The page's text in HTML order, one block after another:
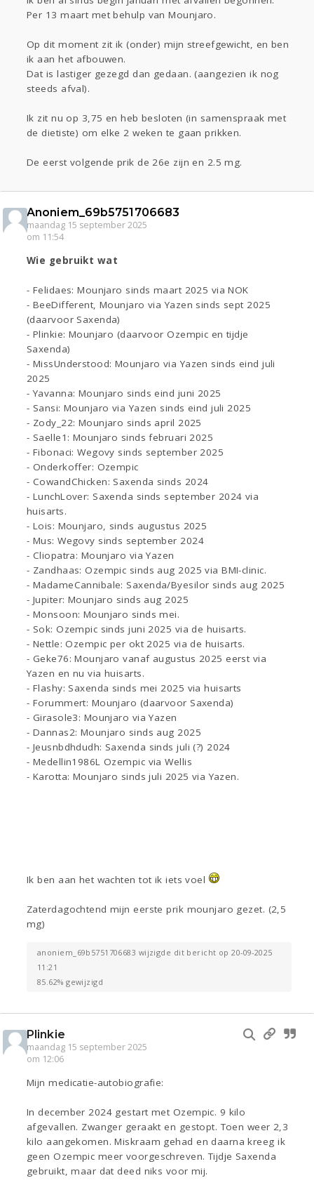
Per 13 maart met behulp van Mounjaro.
Op dit moment zit ik (onder) mijn streefgewicht, en ben
ik aan het afbouwen.
Dat is lastiger gezegd dan gedaan. (aangezien ik nog
steeds afval).
Ik zit nu op 3,75 en heb besloten (in samenspraak met
de dietiste) om elke 2 weken te gaan prikken.
De eerst volgende prik de 26e zijn en 2.5 mg.
Anoniem_69b5751706683
maandag 15 september 2025
om 11:54
Wie gebruikt wat
- Felidaes: Mounjaro sinds maart 2025 via NOK
- BeeDifferent, Mounjaro via Yazen sinds sept 2025
(daarvoor Saxenda)
- Plinkie: Mounjaro (daarvoor Ozempic en tijdje
Saxenda)
- MissUnderstood: Mounjaro via Yazen sinds eind juli
2025
- Yavanna: Mounjaro sinds eind juni 2025
- Sansi: Mounjaro via Yazen sinds eind juli 2025
- Zody_22: Mounjaro sinds april 2025
- Saelle1: Mounjaro sinds februari 2025
- Fibonaci: Wegovy sinds september 2025
- Onderkoffer: Ozempic
- CowandChicken: Saxenda sinds 2024
- LunchLover: Saxenda sinds september 2024 via
huisarts.
- Lois: Mounjaro, sinds augustus 2025
- Mus: Wegovy sinds september 2024
- Cliopatra: Mounjaro via Yazen
- Zandhaas: Ozempic sinds aug 2025 via BMI-clinic.
- MadameCannibale: Saxenda/Byesilor sinds aug 2025
- Jupiter: Mounjaro sinds aug 2025
- Monsoon: Mounjaro sinds mei.
- Sok: Ozempic sinds juni 2025 via de huisarts.
- Nettle: Ozempic per okt 2025 via de huisarts.
- Geke76: Mounjaro vanaf augustus 2025 eerst via
Yazen en nu via huisarts.
- Flashy: Saxenda sinds mei 2025 via huisarts
- Forummert: Mounjaro (daarvoor Saxenda)
- Girasole3: Mounjaro via Yazen
- Dannas2: Mounjaro sinds aug 2025
- Jeusnbdhdudh: Saxenda sinds juli (?) 2024
- Medellin1986L Ozempic via Wellis
- Karotta: Mounjaro sinds juli 2025 via Yazen.
Ik ben aan het wachten tot ik iets voel
Zaterdagochtend mijn eerste prik mounjaro gezet. (2,5
mg)
anoniem_69b5751706683 wijzigde dit bericht op 20-09-2025
11:21
85.62% gewijzigd
Plinkie
maandag 15 september 2025
om 12:06
Mijn medicatie-autobiografie:
In december 2024 gestart met Ozempic. 9 kilo
afgevallen. Zwanger geraakt en gestopt. Toen weer 2,3
kilo aangekomen. Miskraam gehad en daarna kreeg ik
geen Ozempic meer voorgeschreven. Tijdje Saxenda
gebruikt, maar dat deed niks voor mij.